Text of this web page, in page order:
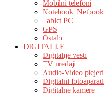
Mobilni telefoni
Notebook, Netbook
Tablet PC
GPS
Ostalo
DIGITALIJE
Digitalije vesti
TV uređaji
Audio-Video plejeri
Digitalni fotoaparati
Digitalne kamere